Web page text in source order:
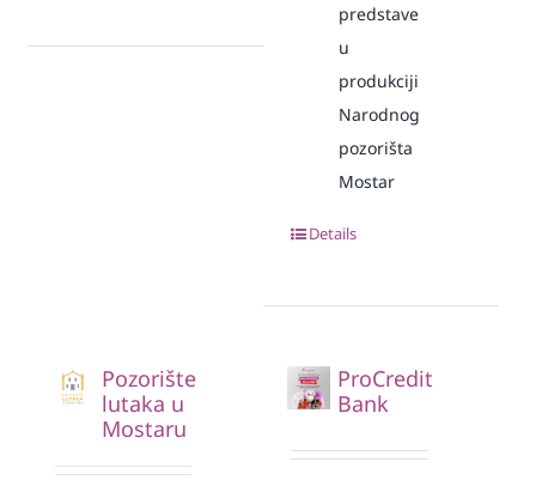
predstave
u
produkciji
Narodnog
pozorišta
Mostar
Details
Pozorište
lutaka u
Mostaru
ProCredit
Bank